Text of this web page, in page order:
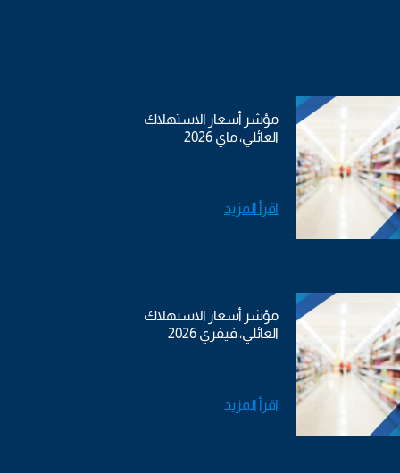
مؤشر أسعار الاستهلاك
العائلي، ماي 2026
اقرأ المزيد
مؤشر أسعار الاستهلاك
العائلي، فيفري 2026
اقرأ المزيد